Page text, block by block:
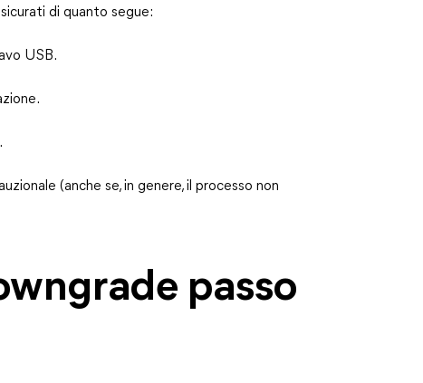
di quanto segue:
USB.
(anche se, in genere, il processo non
passo